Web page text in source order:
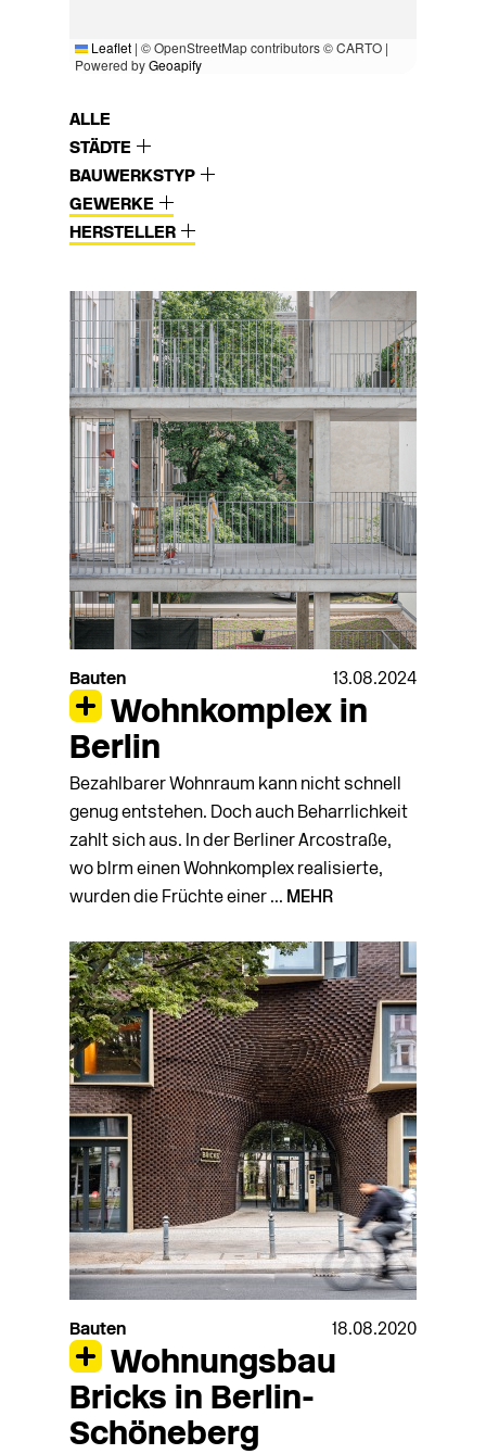
Leaflet | © OpenStreetMap contributors © CARTO |
Powered byGeoapify
ALLE
STÄDTE
BAUWERKSTYP
GEWERKE
HERSTELLER
Bauten 13.08.2024
Wohnkomplex in
Berlin
Bezahlbarer Wohnraum kann nicht schnell
genug entstehen. Doch auch Beharrlichkeit
zahlt sich aus. In der Berliner Arcostraße,
wo blrm einen Wohnkomplex realisierte,
wurden die Früchte einer ... MEHR
Bauten 18.08.2020
Wohnungsbau
Bricks in Berlin-
Schöneberg